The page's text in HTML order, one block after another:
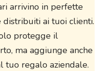
arrivino in perfette
distribuiti ai tuoi clienti.
protegge il
ma aggiunge anche
tuo regalo aziendale.